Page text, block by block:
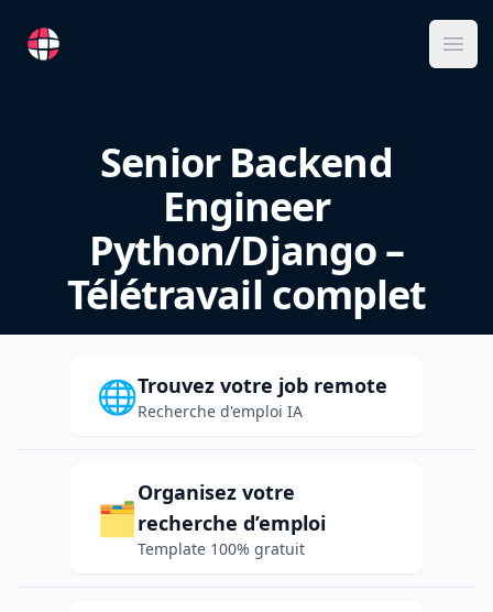
RemoteFR
Senior Backend
Engineer
Python/Django –
Télétravail complet
🌐Trouvez votre job remote
Recherche d'emploi IA
🗂️
Organisez votre
recherche d’emploi
Template 100% gratuit